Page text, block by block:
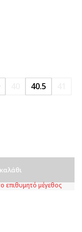
40.5
επιθυμητό μέγεθος